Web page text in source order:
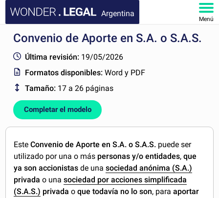
Argentina
Menú
INICIO
DOCUMENTOS
FAQ
MI CUENTA
Convenio de Aporte en S.A. o S.A.S.
Última revisión: 19/05/2026
Formatos disponibles:Word y PDF
Tamaño: 17 a 26 páginas
Completar el modelo
Este Convenio de Aporte en S.A. o S.A.S. puede ser
utilizado por una o más personas y/o entidades, que
ya son accionistas de unasociedad anónima (S.A.)
privada o unasociedad por acciones simplificada
(S.A.S.) privada oque todavía no lo son, paraaportar